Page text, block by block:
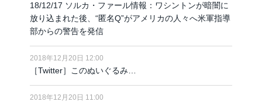
18/12/17 ソルカ・ファール情報：ワシントンが暗闇に
放り込まれた後、“匿名Q”がアメリカの人々へ米軍指導
部からの警告を発信
2018年12月20日 12:00
［Twitter］このぬいぐるみ…
2018年12月20日 11:00